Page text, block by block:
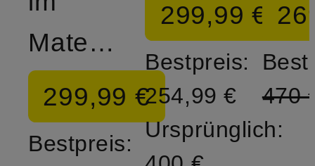
Materialmix
299,99 €
Bestpreis:
299,99 €
Bestpreis:
254,99 €
Ursprünglich:
470